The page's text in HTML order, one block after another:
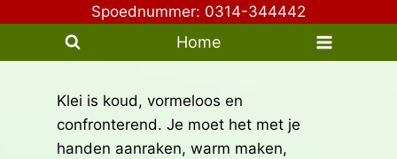
inhoud
Spoednummer: 0314-344442
Home
Klei is koud, vormeloos en
confronterend. Je moet het met je
handen aanraken, warm maken,